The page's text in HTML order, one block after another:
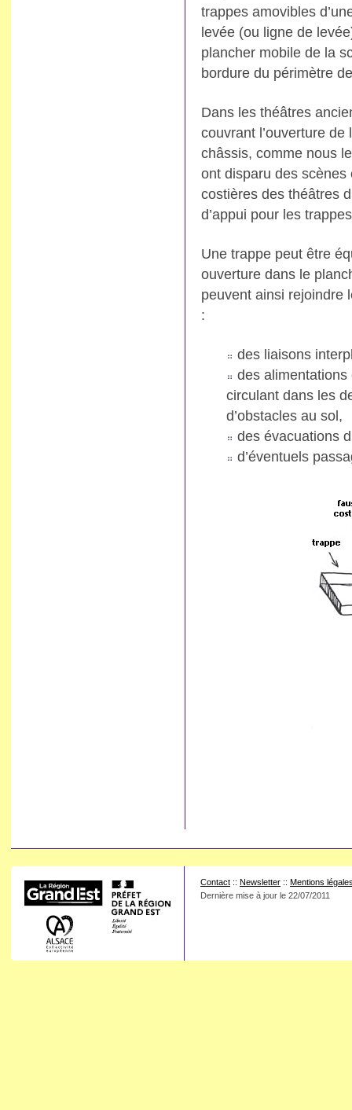
trappes amovibles
levée (ou ligne de
plancher mobile de la
bordure du périmètre
Dans les théâtres
couvrant l’ouverture
châssis, comme nous
ont disparu des
costières des théâtres
d’appui pour les
Une trappe peut être
ouverture dans le
peuvent ainsi rejoindre
:
des liaisons
des
circulant dans les
d’obstacles au sol,
des évacuations
d’éventuels
Contact :: Newsletter :: Mentions
Dernière mise à jour le 22/07/2011